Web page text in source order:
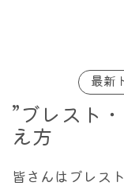
最新
”ブレスト
え方
皆さんはブレス